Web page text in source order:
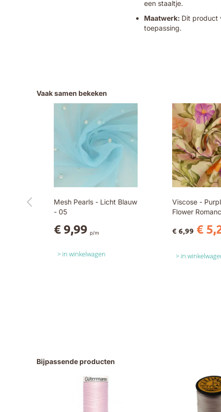
een staaltje.
Maatwerk: Dit product
toepassing.
Vaak samen bekeken
Mesh Pearls - Licht Blauw
- 05
€ 9,99 p/m
in winkelwagen
Viscose -
Flower
€
€ 6,99
in
Bijpassende producten